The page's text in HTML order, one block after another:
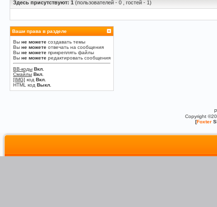
Здесь присутствуют: 1 (пользователей - 0 , гостей - 1)
Ваши права в разделе
Вы не можете создавать темы
Вы не можете отвечать на сообщения
Вы не можете прикреплять файлы
Вы не можете редактировать сообщения
BB-коды Вкл.
Смайлы Вкл.
[IMG] код Вкл.
HTML код Выкл.
Copyright
[Foxter